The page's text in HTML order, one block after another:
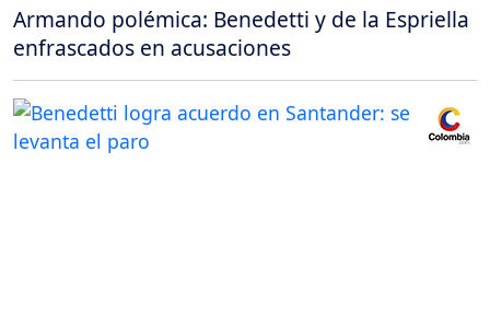
Armando polémica: Benedetti y de la Espriella
enfrascados en acusaciones